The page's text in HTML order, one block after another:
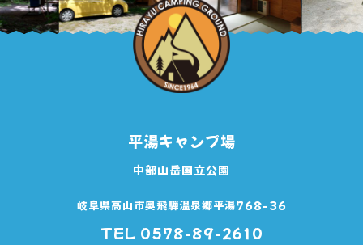
平湯キャンプ場
中部山岳国立公園
岐阜県高山市奥飛騨温泉郷平湯768-36
TEL 0578-89-2610